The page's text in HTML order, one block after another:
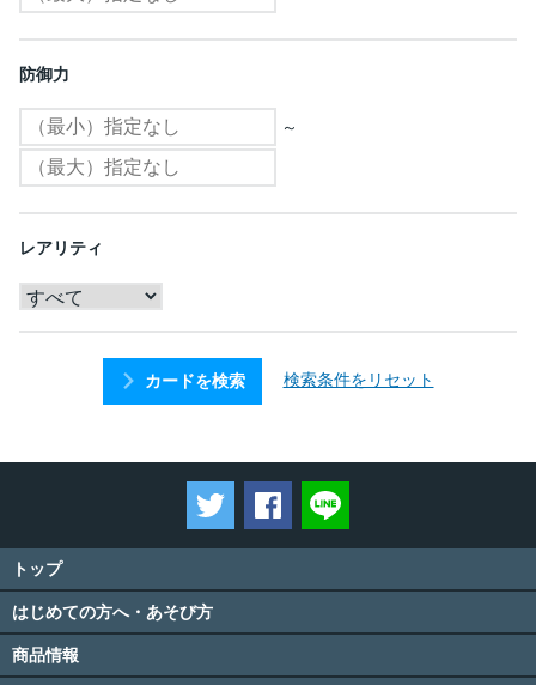
防御力
～
レアリティ
カードを検索 検索条件をリセット
ツイートするFacebookでシェアする
トップ
はじめての方へ・あそび方
商品情報